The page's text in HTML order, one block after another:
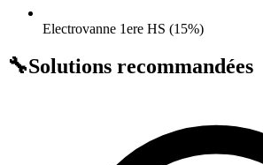
Electrovanne 1ere HS (15%)
🔧Solutions recommandées